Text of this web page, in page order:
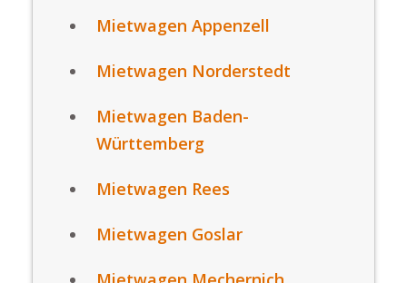
Mietwagen Appenzell
Mietwagen Norderstedt
Mietwagen Baden-
Württemberg
Mietwagen Rees
Mietwagen Goslar